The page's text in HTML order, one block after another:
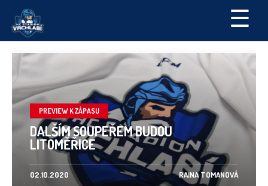
☰
PREVIEW K ZÁPASU
DALŠÍM SOUPEŘEM BUDOU
LITOMĚŘICE
02.10.2020 RAINA TOMANOVÁ